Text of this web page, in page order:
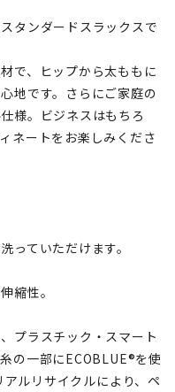
タンダードスラックスで
で、ヒップから太ももに
地です。さらにご家庭の
様。ビジネスはもちろ
ネートをお楽しみくださ
っていただけます。
縮性。
プラスチック・スマート
の一部にECOBLUE®を使
ルリサイクルにより、ペ